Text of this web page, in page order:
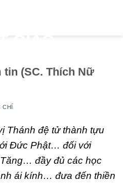
tin (SC. Thích Nữ
CHÍ
Thánh đệ tử thành tựu
Đức Phật… đối với
đầy đủ các học
ái kính… đưa đến thiền